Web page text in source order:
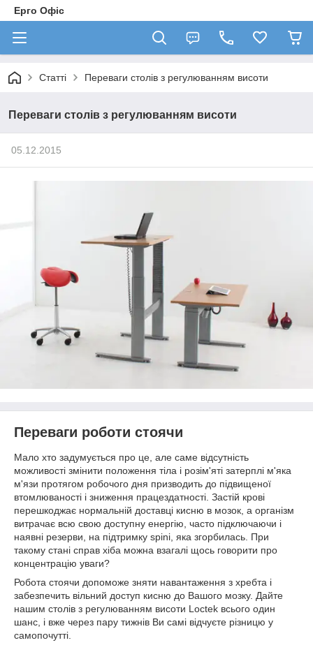
Ерго Офіс
Статті Переваги столів з регулюванням висоти
Переваги столів з регулюванням висоти
05.12.2015
Переваги роботи стоячи
Мало хто задумується про це, але саме відсутність
можливості змінити положення тіла і розім'яті затерплі м'яка
м'язи протягом робочого дня призводить до підвищеної
втомлюваності і зниження працездатності. Застій крові
перешкоджає нормальній доставці кисню в мозок, а організм
витрачає всю свою доступну енергію, часто підключаючи і
наявні резерви, на підтримку spini, яка згорбилась. При
такому стані справ хіба можна взагалі щось говорити про
концентрацію уваги?
Робота стоячи допоможе зняти навантаження з хребта і
забезпечить вільний доступ кисню до Вашого мозку. Дайте
нашим столів з регулюванням висоти Loctek всього один
шанс, і вже через пару тижнів Ви самі відчуєте різницю у
самопочутті.